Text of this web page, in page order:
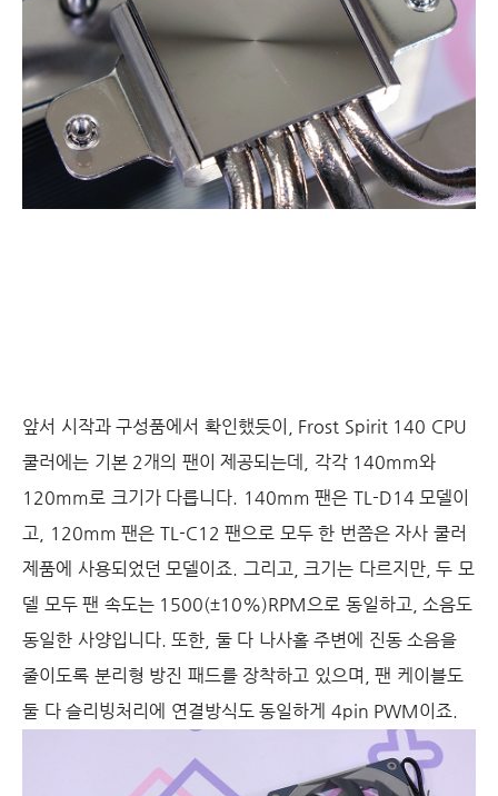
앞서 시작과 구성품에서 확인했듯이, Frost Spirit 140 CPU
쿨러에는 기본 2개의 팬이 제공되는데, 각각 140mm와
120mm로 크기가 다릅니다. 140mm 팬은 TL-D14 모델이
고, 120mm 팬은 TL-C12 팬으로 모두 한 번쯤은 자사 쿨러
제품에 사용되었던 모델이죠. 그리고, 크기는 다르지만, 두 모
델 모두 팬 속도는 1500(±10%)RPM으로 동일하고, 소음도
동일한 사양입니다. 또한, 둘 다 나사홀 주변에 진동 소음을
줄이도록 분리형 방진 패드를 장착하고 있으며, 팬 케이블도
둘 다 슬리빙처리에 연결방식도 동일하게 4pin PWM이죠.